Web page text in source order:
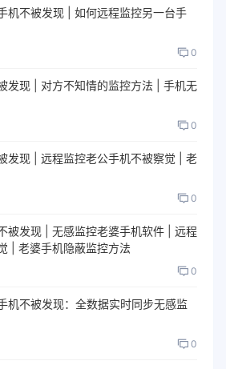
机不被发现 | 如何远程监控另一台手
0
发现 | 对方不知情的监控方法 | 手机无
0
发现 | 远程监控老公手机不被察觉 | 老
0
被发现 | 无感监控老婆手机软件 | 远程
| 老婆手机隐蔽监控方法
0
机不被发现：全数据实时同步无感监
0